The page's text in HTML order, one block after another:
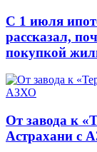
С 1 июля
рассказал,
покупкой
От завода к
Астрахани с